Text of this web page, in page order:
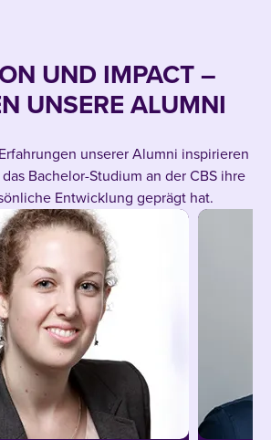
UND IMPACT –
UNSERE ALUMNI
unserer Alumni inspirieren
Bachelor-Studium an der CBS ihre
Entwicklung geprägt hat.